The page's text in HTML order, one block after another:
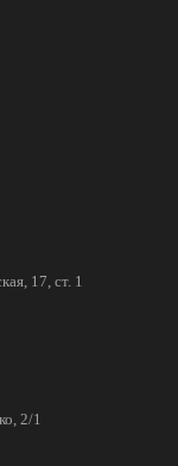
17, ст. 1
2/1